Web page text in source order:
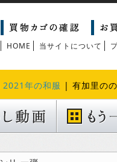
HOME 当サイトについて
2021年の和服 | 有加里の